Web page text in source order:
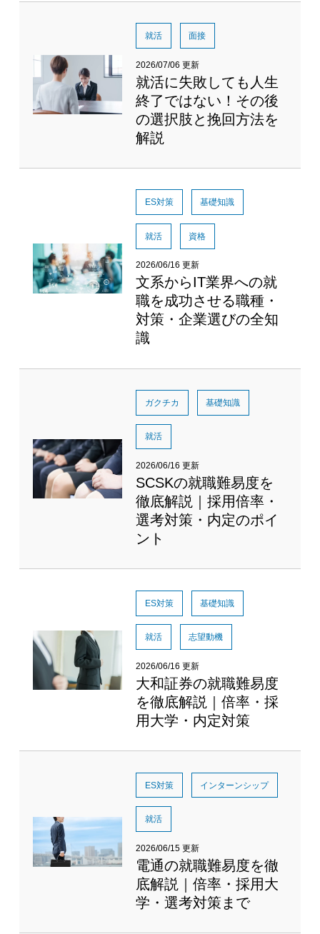
就活 面接
2026/07/06 更新
就活に失敗しても人生
終了ではない！その後
の選択肢と挽回方法を
解説
ES対策 基礎知識
就活 資格
2026/06/16 更新
文系からIT業界への就
職を成功させる職種・
対策・企業選びの全知
識
ガクチカ 基礎知識
就活
2026/06/16 更新
SCSKの就職難易度を
徹底解説｜採用倍率・
選考対策・内定のポイ
ント
ES対策 基礎知識
就活 志望動機
2026/06/16 更新
大和証券の就職難易度
を徹底解説｜倍率・採
用大学・内定対策
ES対策 インターンシップ
就活
2026/06/15 更新
電通の就職難易度を徹
底解説｜倍率・採用大
学・選考対策まで